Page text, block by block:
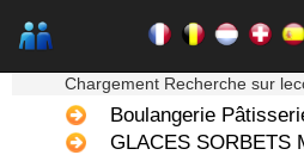
Chargement Recherche sur
Boulangerie
GLACES SORBETS